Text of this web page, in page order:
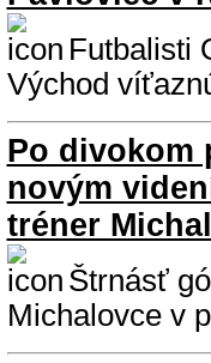
Futbalisti
Východ
Po divokom
novým
tréner
Štrnásť
Michalovce v